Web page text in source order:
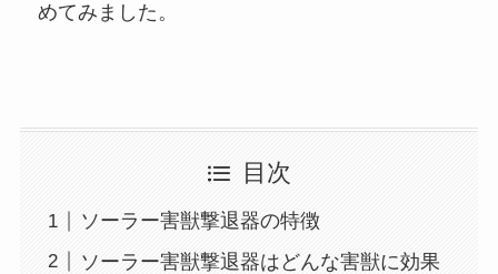
めてみました。
目次
ソーラー害獣撃退器の特徴
ソーラー害獣撃退器はどんな害獣に効果